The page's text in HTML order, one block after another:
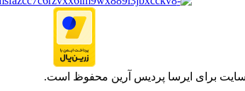
برای ایرسا پردیس آرین محفوظ است.